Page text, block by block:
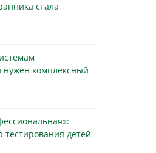
стала
нужен комплексный
детей